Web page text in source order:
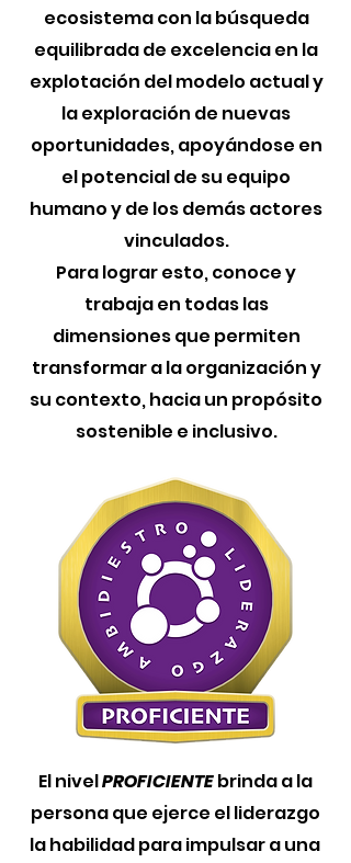
ecosistema con la búsqueda
equilibrada de excelencia en la
explotación del modelo actual y
la exploración de nuevas
oportunidades, apoyándose en
el potencial de su equipo
humano y de los demás actores
vinculados.
Para lograr esto, conoce y
trabaja en todas las
dimensiones que permiten
transformar a la organización y
su contexto, hacia un propósito
sostenible e inclusivo.
El nivelPROFICIENTEbrinda a la
persona que ejerce el liderazgo
la habilidad para impulsar a una